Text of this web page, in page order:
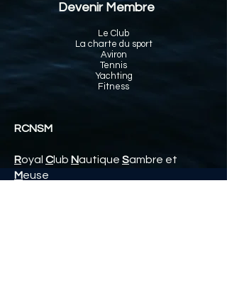
Devenir Membre
Le Club
La charte du sport
Aviron
Tennis
Yachting
Fitness
RCNSM
Royal Club Nautique Sambre et
Meuse